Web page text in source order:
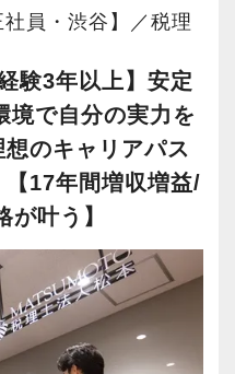
を実現できます。
い」という気持ちを
を持っていなくて
アアップが可能で
、安心して職務経験
られます！
きながらステップ
員・渋谷】／税理
験3年以上】安定
境で自分の実力を
のキャリアパス
17年間増収増益/
叶う】